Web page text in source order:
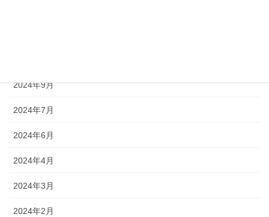
2024年9月
2024年7月
2024年6月
2024年4月
2024年3月
2024年2月